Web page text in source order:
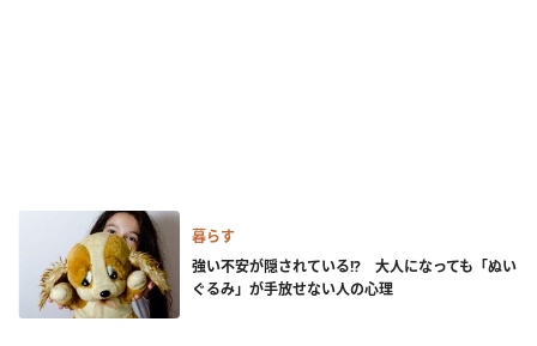
暮らす
強い不安が隠されている!? 大人になっても「ぬい
ぐるみ」が手放せない人の心理